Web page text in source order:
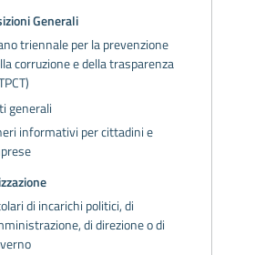
Generali
triennale per la prevenzione
corruzione e della trasparenza
generali
informativi per cittadini e
di incarichi politici, di
di direzione o di